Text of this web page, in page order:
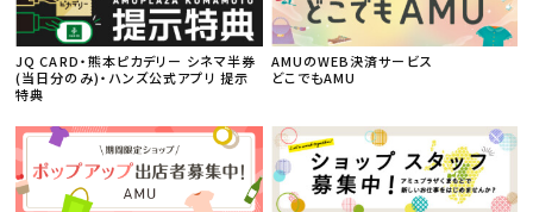
JQ CARD・熊本ピカデリー シネマ半券
(当日分のみ)・ハンズ公式アプリ 提示
特典
AMUのWEB決済サービス
どこでもAMU